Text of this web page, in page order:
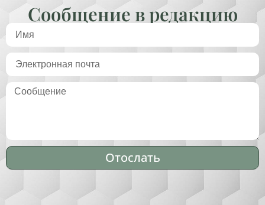
Сообщение в редакцию
Отослать